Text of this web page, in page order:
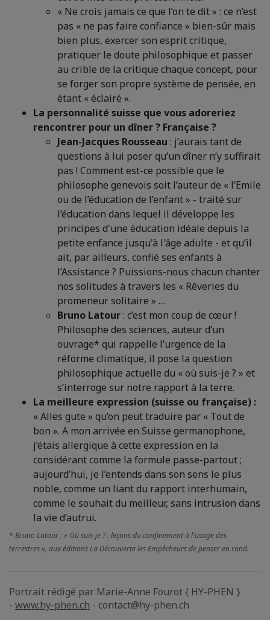
« Ne crois jamais ce que l’on te dit » : ce n’est
pas « ne pas faire confiance » bien-sûr mais
bien plus, exercer son esprit critique,
pratiquer le doute philosophique et passer
au crible de la critique chaque concept, pour
se forger son propre système de pensée, en
étant « éclairé ».
La personnalité suisse que vous adoreriez
rencontrer pour un dîner ? Française ?
Jean-Jacques Rousseau : j’aurais tant de
questions à lui poser qu’un dîner n’y suffirait
pas ! Comment est-ce possible que le
philosophe genevois soit l’auteur de « l’Emile
ou de l’éducation de l’enfant » - traité sur
l’éducation dans lequel il développe les
principes d'une éducation idéale depuis la
petite enfance jusqu'à l'âge adulte - et qu’il
ait, par ailleurs, confié ses enfants à
l’Assistance ? Puissions-nous chacun chanter
nos solitudes à travers les « Rêveries du
promeneur solitaire » …
Bruno Latour: c’est mon coup de cœur !
Philosophe des sciences, auteur d’un
ouvrage* qui rappelle l’urgence de la
réforme climatique, il pose la question
philosophique actuelle du « où suis-je ? » et
s’interroge sur notre rapport à la terre.
La meilleure expression (suisse ou française) :
« Alles gute » qu’on peut traduire par « Tout de
bon ». A mon arrivée en Suisse germanophone,
j’étais allergique à cette expression en la
considérant comme la formule passe-partout ;
aujourd’hui, je l’entends dans son sens le plus
noble, comme un liant du rapport interhumain,
comme le souhait du meilleur, sans intrusion dans
la vie d’autrui.
* Bruno Latour : « Où suis-je ? : leçons du confinement à l'usage des
terrestres », aux éditions La Découverte les Empêcheurs de penser en rond.
Portrait rédigé par Marie-Anne Fourot { HY-PHEN }
- www.hy-phen.ch - contact@hy-phen.ch